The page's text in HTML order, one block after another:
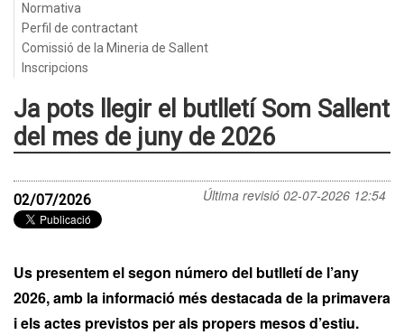
Normativa
Perfil de contractant
Comissió de la Mineria de Sallent
Inscripcions
Ja pots llegir el butlletí Som Sallent
del mes de juny de 2026
Última revisió 02-07-2026 12:54
02/07/2026
Us presentem el segon número del butlletí de l’any
2026, amb la informació més destacada de la primavera
i els actes previstos per als propers mesos d’estiu.